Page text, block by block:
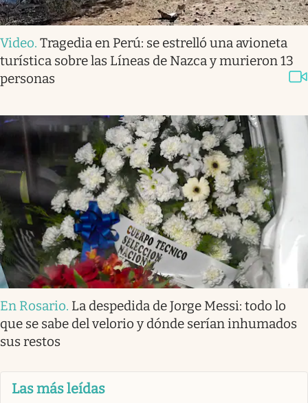
Video. Tragedia en Perú: se estrelló una avioneta
turística sobre las Líneas de Nazca y murieron 13
personas
En Rosario. La despedida de Jorge Messi: todo lo
que se sabe del velorio y dónde serían inhumados
sus restos
Las más leídas